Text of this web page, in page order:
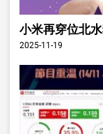
小米再穿位北
2025-11-19